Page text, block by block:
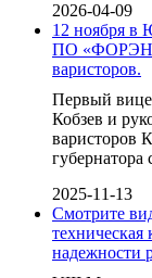
2026-04-09
12 ноября в
ПО
варисторов.
Первый
Кобзев и
варисторов
2025-11-13
Смотрите
надежности